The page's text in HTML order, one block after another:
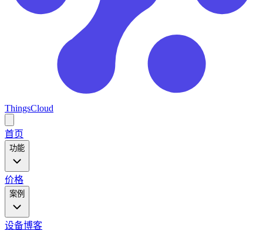
ThingsCloud
main
menu
首页
功能
价格
案例
设备博客